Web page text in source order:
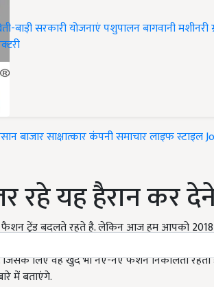
बाड़ीसरकारी योजनाएंपशुपालनबागवानीमशीनरी
बाजारसाक्षात्कारकंपनी समाचारलाइफ स्टाइल
रहे यह हैरान कर
फैशन ट्रेंड बदलते रहते है. लेकिन आज हम आपको
जिसके लिए वह खुद भी नए-नए फैशन निकालती
में बताएंगे.